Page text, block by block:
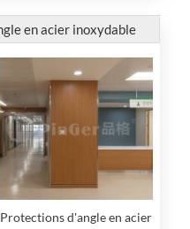
en acier inoxydable
Protections d'angle en acier